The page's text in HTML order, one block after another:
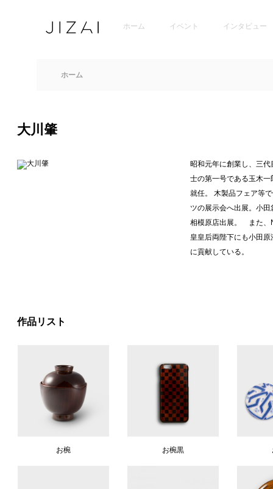
ホーム イベント インタビュー
ホーム
大川肇
昭和元年に創業し、三
士の第一号である玉木
就任。 木製品フェア等
ツの展示会へ出展。小
相模原店出展。 また、
皇皇后両陛下にも小田
に貢献している。
作品リスト
お椀 お椀黒